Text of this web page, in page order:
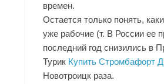
времен.
Остается только понять,
уже рабочие (т. В России ее
последний год снизились в
Турик Купить Стромбафорт
Новотроицк раза.